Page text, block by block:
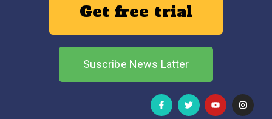
Get free trial
Suscribe News Latter